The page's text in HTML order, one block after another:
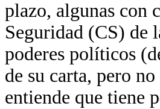
plazo, algunas con
Seguridad (CS) de
poderes políticos
de su carta, pero
entiende que tiene